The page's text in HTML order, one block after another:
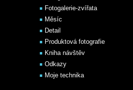
Fotogalerie-zvířata
Měsíc
Detail
Produktová fotografie
Kniha návštěv
Odkazy
Moje technika